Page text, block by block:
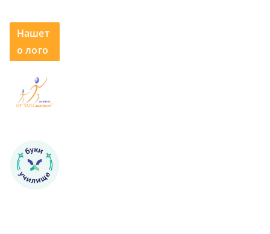
Нашет
о лого